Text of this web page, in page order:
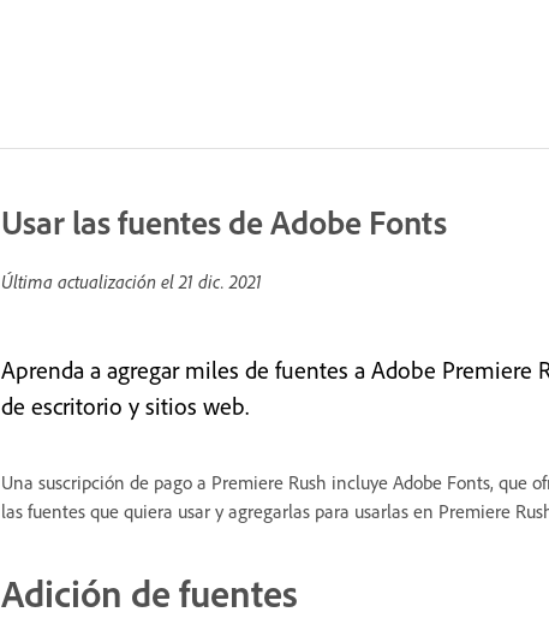
Usar las fuentes de Adobe Fonts
Última actualización el21 dic. 2021
Aprenda a agregar miles de fuentes a Adobe Premiere
de escritorio y sitios web.
Una suscripción de pago a Premiere Rush incluye Adobe Fonts, que
las fuentes que quiera usar y agregarlas para usarlas en Premiere
Adición de fuentes